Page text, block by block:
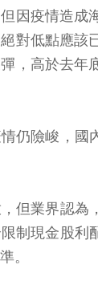
因疫情造成
對低點應該
，高於去年
仍險峻，國
但業界認為
制現金股利
。